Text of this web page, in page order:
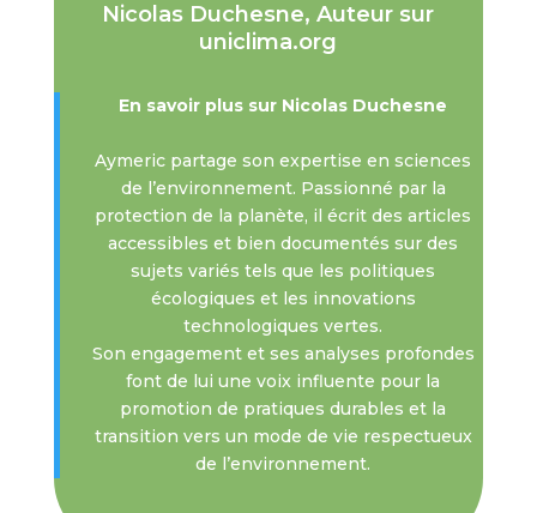
Nicolas Duchesne, Auteur sur
uniclima.org
En savoir plus sur Nicolas Duchesne
Aymeric partage son expertise en sciences
de l’environnement. Passionné par la
protection de la planète, il écrit des articles
accessibles et bien documentés sur des
sujets variés tels que les politiques
écologiques et les innovations
technologiques vertes.
Son engagement et ses analyses profondes
font de lui une voix influente pour la
promotion de pratiques durables et la
transition vers un mode de vie respectueux
de l’environnement.